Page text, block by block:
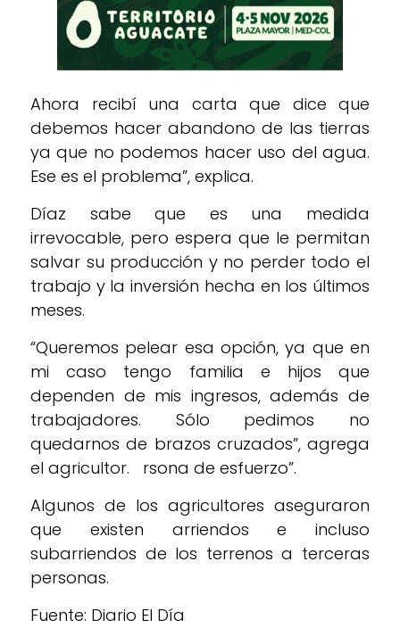
Ahora recibí una carta que dice que
debemos hacer abandono de las tierras
ya que no podemos hacer uso del agua.
Ese es el problema”, explica.
Díaz sabe que es una medida
irrevocable, pero espera que le permitan
salvar su producción y no perder todo el
trabajo y la inversión hecha en los últimos
meses.
“Queremos pelear esa opción, ya que en
mi caso tengo familia e hijos que
dependen de mis ingresos, además de
trabajadores. Sólo pedimos no
quedarnos de brazos cruzados”, agrega
el agricultor. rsona de esfuerzo”.
Algunos de los agricultores aseguraron
que existen arriendos e incluso
subarriendos de los terrenos a terceras
personas.
Fuente: Diario El Día